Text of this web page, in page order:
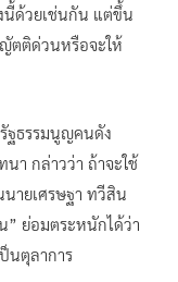
นี้ด้วยเช่นกัน แต่ขึ้น
ตติด่วนหรือจะให้
ฐธรรมนูญคนดัง
า กล่าวว่า ถ้าจะใช้
ายเศรษฐา ทวีสิน
ย่อมตระหนักได้ว่า
นตุลาการ